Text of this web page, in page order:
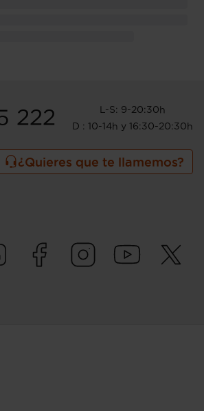
222
L-S: 9-20:30h
D : 10-14h y 16:30-20:30h
¿Quieres que te llamemos?